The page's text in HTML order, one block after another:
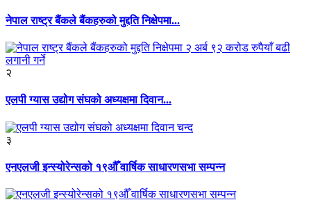
नेपाल राष्ट्र बैंकले बैंकहरुको मुद्दति निक्षेपमा...
२
एलपी ग्यास उद्योग संघको अध्यक्षमा दिवान...
३
एनएलजी इन्स्योरेन्सको १९औँ वार्षिक साधारणसभा सम्पन्न